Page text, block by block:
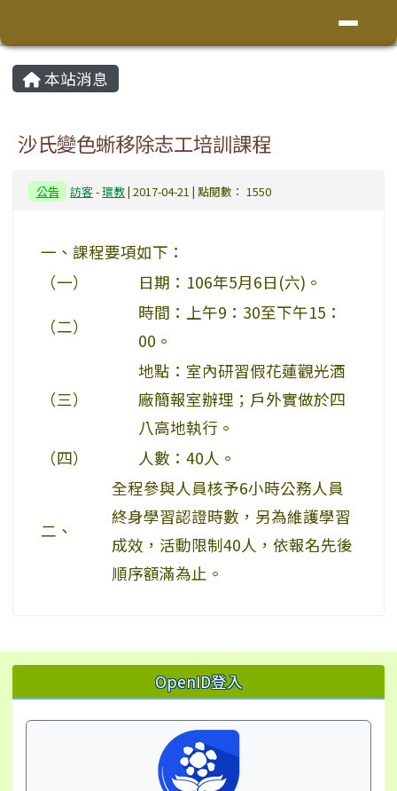
主內容區域
本站消息
沙氏變色蜥移除志工培訓課程
公告 訪客-環教| 2017-04-21 | 點閱數： 1550
一、課程要項如下：
（一）
日期：106年5月6日(六)。
（二）
時間：上午9：30至下午15：
00。
（三）
地點：室內研習假花蓮觀光酒
廠簡報室辦理；戶外實做於四
八高地執行。
（四）
人數：40人。
二、
全程參與人員核予6小時公務人員
終身學習認證時數，另為維護學習
成效，活動限制40人，依報名先後
順序額滿為止。
左邊區域內容 OpenID登入
頁尾區域